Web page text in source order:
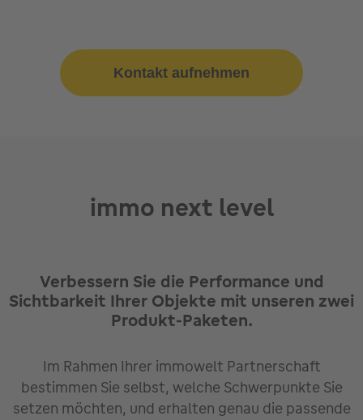
Kontakt aufnehmen
immo next level
Verbessern Sie die Performance und
Sichtbarkeit Ihrer Objekte mit unseren zwei
Produkt-Paketen.
Im Rahmen Ihrer immowelt Partnerschaft
bestimmen Sie selbst, welche Schwerpunkte Sie
setzen möchten, und erhalten genau die passende